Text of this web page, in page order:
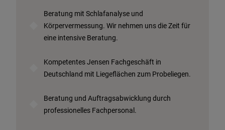
Beratung mit Schlafanalyse und
Körpervermessung. Wir nehmen uns die Zeit für
eine intensive Beratung.
Kompetentes Jensen Fachgeschäft in
Deutschland mit Liegeflächen zum Probeliegen.
Beratung und Auftragsabwicklung durch
professionelles Fachpersonal.